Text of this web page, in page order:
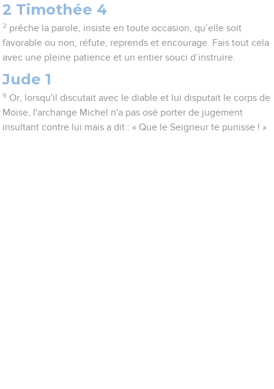
2 Timothée 4
2 prêche la parole, insiste en toute occasion, qu’elle soit
favorable ou non, réfute, reprends et encourage. Fais tout cela
avec une pleine patience et un entier souci d’instruire.
Jude 1
9 Or, lorsqu'il discutait avec le diable et lui disputait le corps de
Moïse, l'archange Michel n'a pas osé porter de jugement
insultant contre lui mais a dit : « Que le Seigneur te punisse ! »